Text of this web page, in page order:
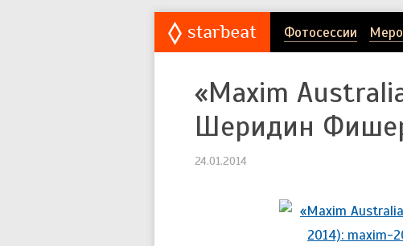
Фотосессии
«Maxim
Шеридин
24.01.2014